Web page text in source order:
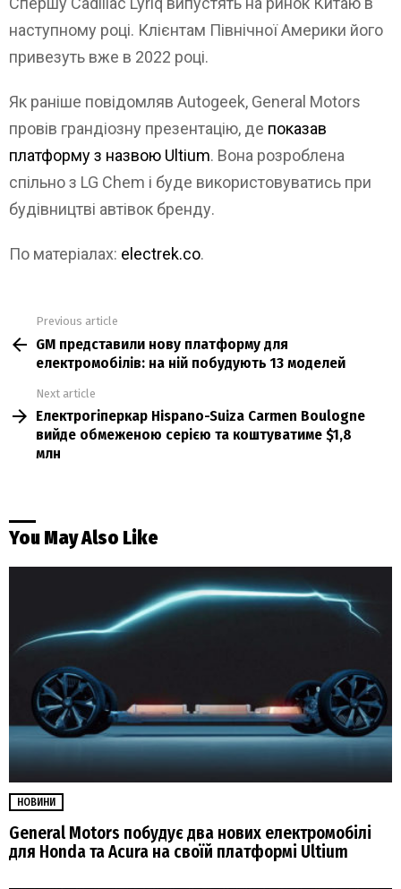
наступному році. Клієнтам Північної Америки його
привезуть вже в 2022 році.
Як раніше повідомляв Autogeek, General Motors
провів грандіозну презентацію, де показав
платформу з назвою Ultium. Вона розроблена
спільно з LG Chem і буде використовуватись при
будівництві автівок бренду.
По матеріалах: electrek.co.
more
Previous article
GM представили нову платформу для
електромобілів: на ній побудують 13 моделей
Next article
Електрогіперкар Hispano-Suiza Carmen Boulogne
вийде обмеженою серією та коштуватиме $1,8
млн
You May Also Like
НОВИНИ
General Motors побудує два нових електромобілі
для Honda та Acura на своїй платформі Ultium